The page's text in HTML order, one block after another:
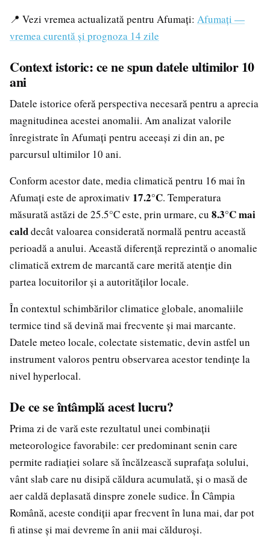
📍 Vezi vremea actualizată pentru Afumați: Afumați —
vremea curentă și prognoza 14 zile
Context istoric: ce ne spun datele ultimilor 10
ani
Datele istorice oferă perspectiva necesară pentru a aprecia
magnitudinea acestei anomalii. Am analizat valorile
înregistrate în Afumați pentru aceeași zi din an, pe
parcursul ultimilor 10 ani.
Conform acestor date, media climatică pentru 16 mai în
Afumați este de aproximativ 17.2°C. Temperatura
măsurată astăzi de 25.5°C este, prin urmare, cu 8.3°C mai
calddecât valoarea considerată normală pentru această
perioadă a anului. Această diferență reprezintă o anomalie
climatică extrem de marcantă care merită atenție din
partea locuitorilor și a autorităților locale.
În contextul schimbărilor climatice globale, anomaliile
termice tind să devină mai frecvente și mai marcante.
Datele meteo locale, colectate sistematic, devin astfel un
instrument valoros pentru observarea acestor tendințe la
nivel hyperlocal.
De ce se întâmplă acest lucru?
Prima zi de vară este rezultatul unei combinații
meteorologice favorabile: cer predominant senin care
permite radiației solare să încălzească suprafața solului,
vânt slab care nu disipă căldura acumulată, și o masă de
aer caldă deplasată dinspre zonele sudice. În Câmpia
Română, aceste condiții apar frecvent în luna mai, dar pot
fi atinse și mai devreme în anii mai călduroși.